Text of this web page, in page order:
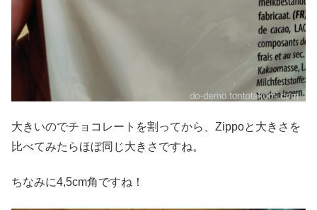
大きいのでチョコレートを割ってから、Zippoと大きさを
比べてみたらほぼ同じ大きさですね。
ちなみに4,5cm角ですね！